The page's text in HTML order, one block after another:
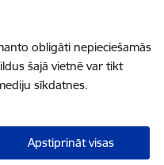
obligāti nepieciešamās
šajā vietnē var tikt
sīkdatnes.
Apstiprināt visas